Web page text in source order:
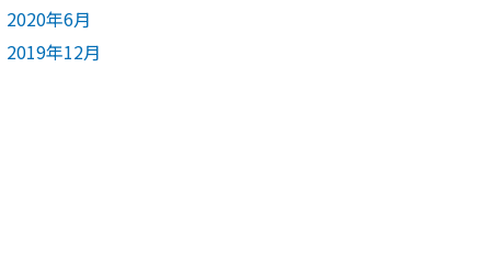
2020年6月
2019年12月